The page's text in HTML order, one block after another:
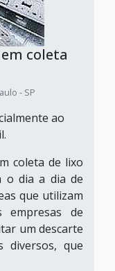
coleta
- SP
ao
coleta de lixo
o dia a dia de
que utilizam
empresas de
um descarte
diversos, que